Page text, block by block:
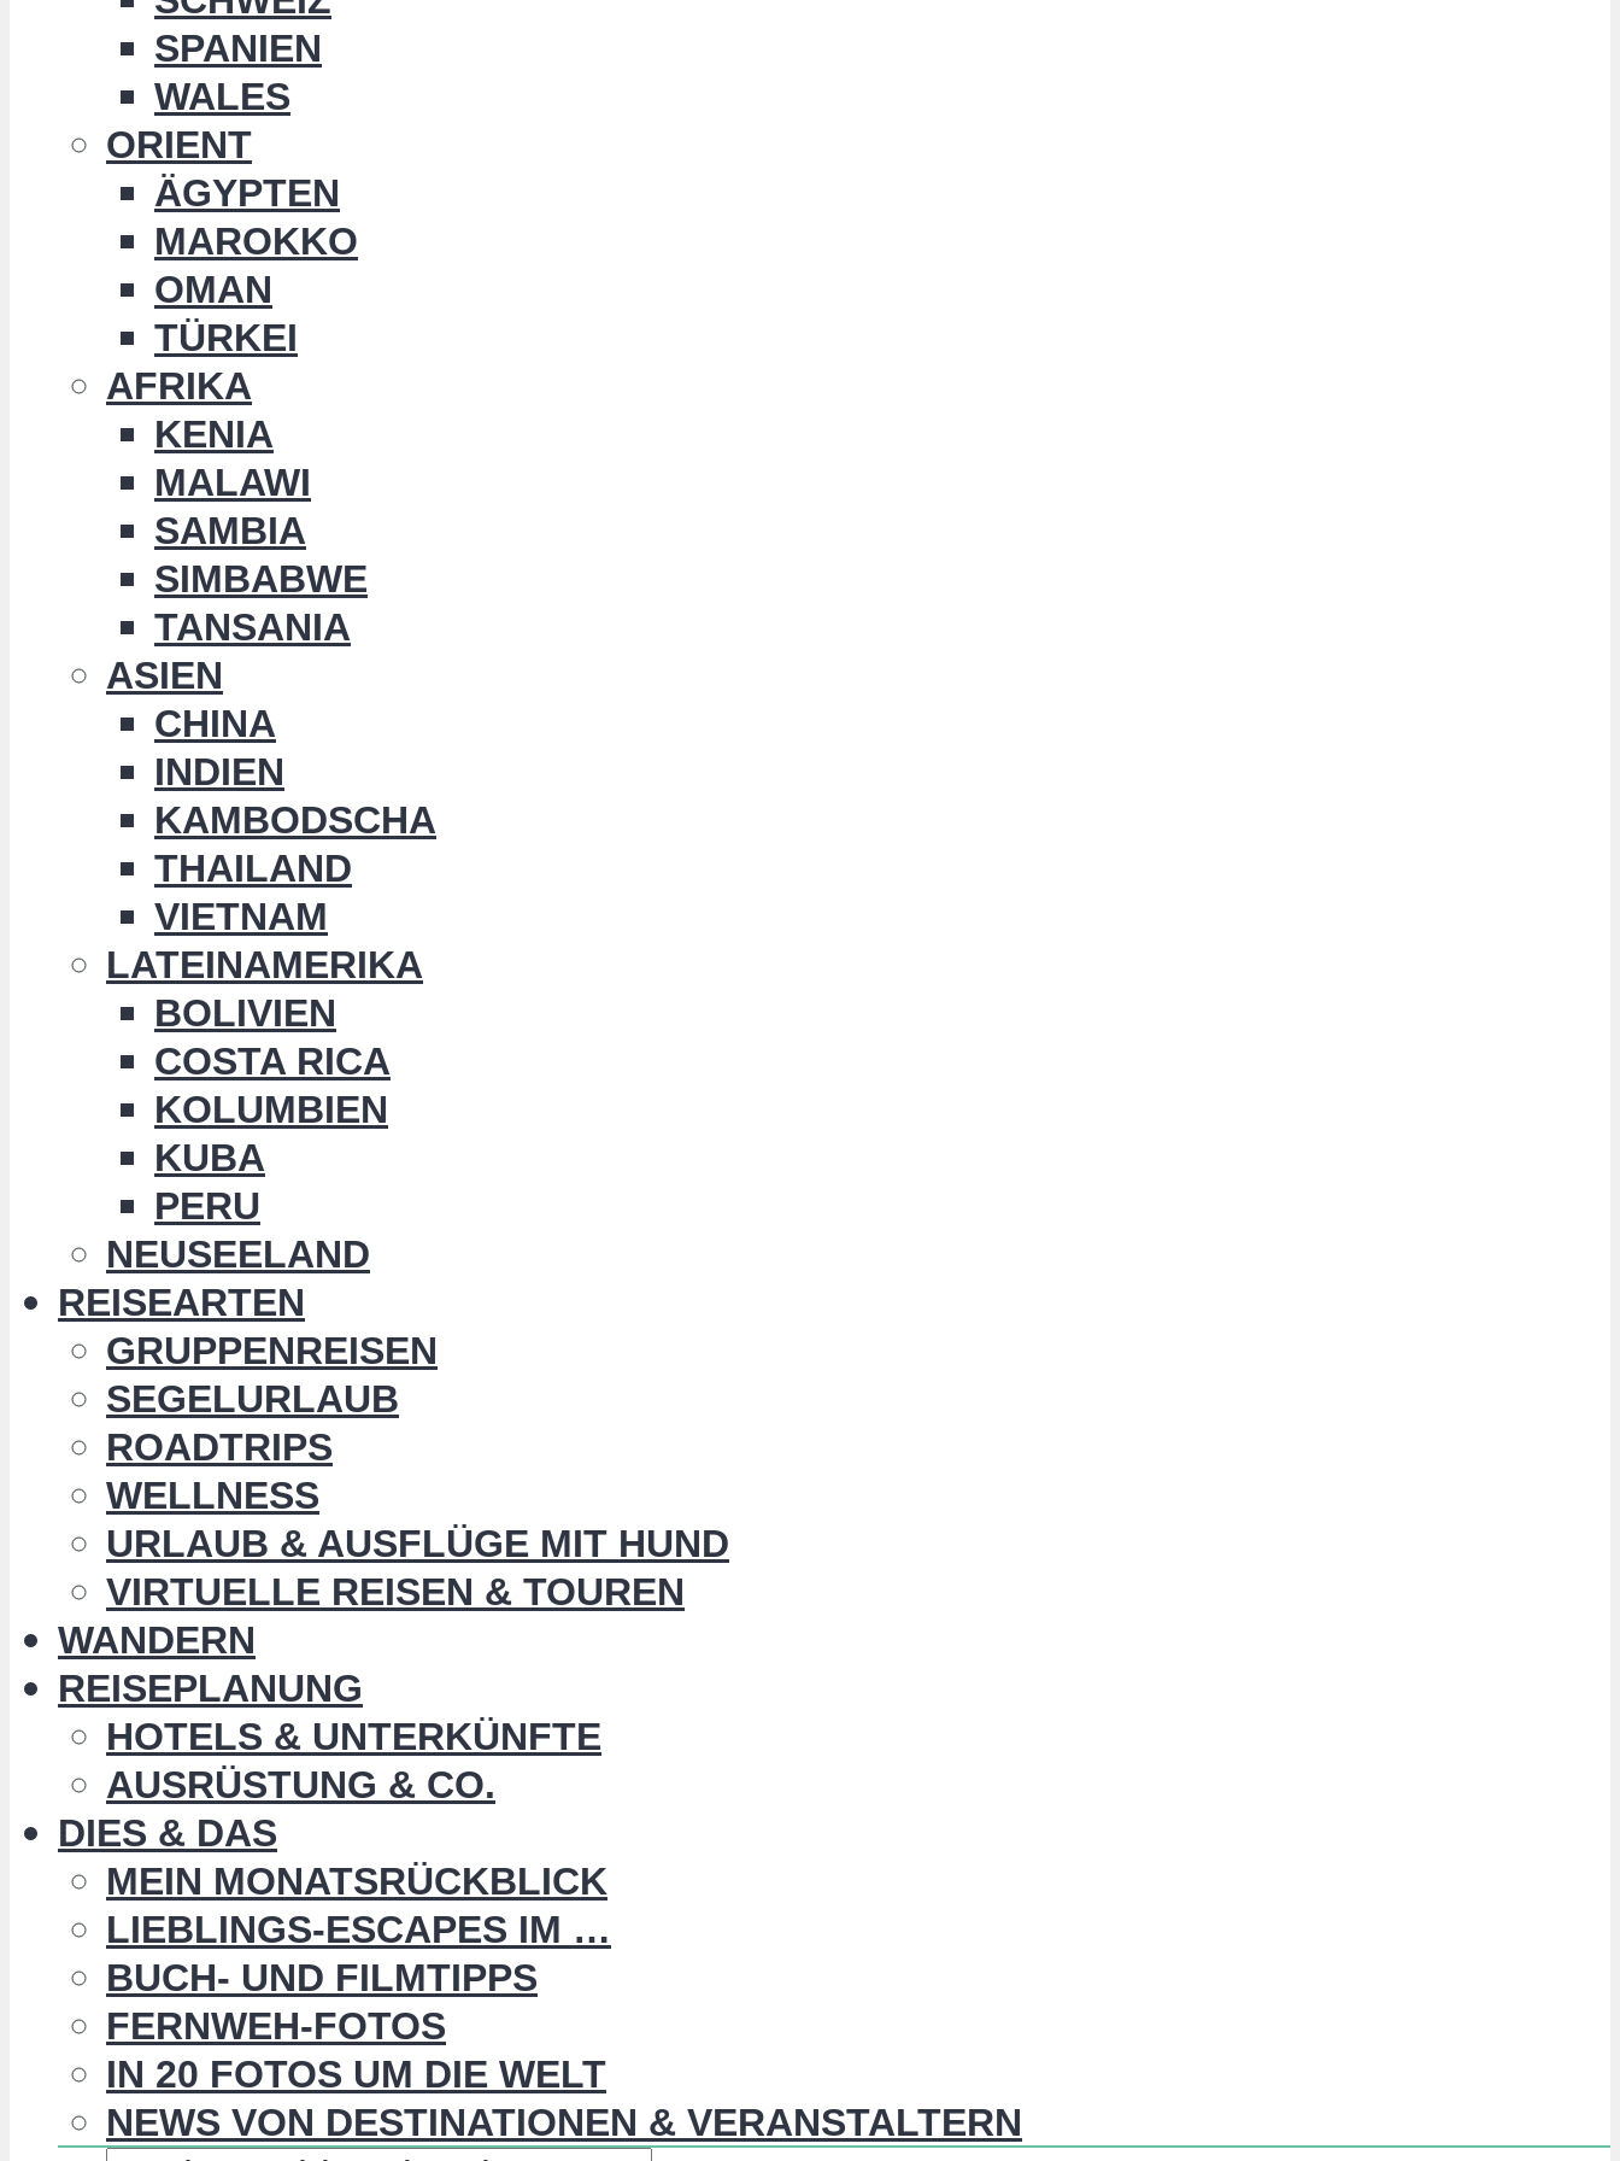
SPANIEN
WALES
ORIENT
ÄGYPTEN
MAROKKO
OMAN
TÜRKEI
AFRIKA
KENIA
MALAWI
SAMBIA
SIMBABWE
TANSANIA
ASIEN
CHINA
INDIEN
KAMBODSCHA
THAILAND
VIETNAM
LATEINAMERIKA
BOLIVIEN
COSTA RICA
KOLUMBIEN
KUBA
PERU
NEUSEELAND
REISEARTEN
GRUPPENREISEN
SEGELURLAUB
ROADTRIPS
WELLNESS
URLAUB & AUSFLÜGE MIT HUND
VIRTUELLE REISEN & TOUREN
WANDERN
REISEPLANUNG
HOTELS & UNTERKÜNFTE
AUSRÜSTUNG & CO.
DIES & DAS
MEIN MONATSRÜCKBLICK
LIEBLINGS-ESCAPES IM …
BUCH- UND FILMTIPPS
FERNWEH-FOTOS
IN 20 FOTOS UM DIE WELT
NEWS VON DESTINATIONEN & VERANSTALTERN